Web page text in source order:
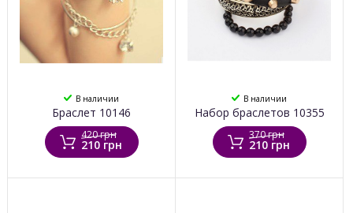
В наличии
Браслет 10146
420 грн
210 грн
В наличии
Набор браслетов 10355
370 грн
210 грн